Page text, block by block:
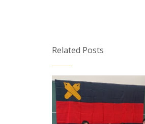
Related Posts